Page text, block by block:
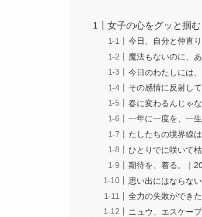
女子の心をグッと掴
今日、自分と仲直
魔法もないのに、
今日のわたしには
その感情に反射し
春に変わるんじゃ
一年に一度を、一
たしたちの境界線
ひとりでに咲いて
期待を、着る。｜
思い出にはならな
全力の失敗ができ
ニュウ、エスケー